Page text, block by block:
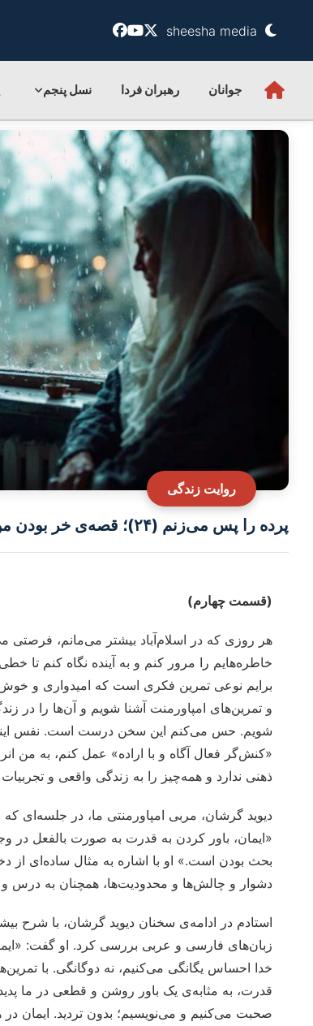
sheesha media
جوانان رهبران فردا نسل پنجم
روایت زندگی
پرده را پس می‌زنم (۲۴)؛ قصه‌ی خر بودن من!
(قسمت چهارم)
هر روزی که در اسلام‌آباد بیشتر می‌مانم، فرصتی
خاطره‌هایم را مرور کنم و به آینده نگاه کنم تا
برایم نوعی تمرین فکری است که امیدواری و
و تمرین‌های امپاورمنت آشنا شویم و آن‌ها را در
شویم. حس می‌کنم این سخن درست است. نفس اینکه
«کنش‌گر فعال آگاه و با اراده» عمل کنم، به من
ذهنی ندارد و همه‌چیز را به زندگی واقعی و
دیوید گرشان، مربی امپاورمنتی ما، در جلسه‌ای
«ایمان، باور کردن به قدرت به صورت بالفعل
بحث بودن است.» او با اشاره به مثال ساده‌ای از
دشوار و چالش‌ها و محدودیت‌ها، همچنان به درس و
استادم در ادامه‌ی سخنان دیوید گرشان، با شرح
زبان‌های فارسی و عربی بررسی کرد. او گفت:
خدا احساس یگانگی می‌کنیم، نه دوگانگی. با
قدرت، به مثابه‌ی یک باور روشن و قطعی در ما
صحبت می‌کنیم و می‌نویسیم؛ بدون تردید. ایمان